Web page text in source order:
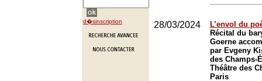
d�sinscription 28/03/2024
L’envol du
Récital du
Goerne
par Evgeny
des Champs-
Théâtre des
Paris